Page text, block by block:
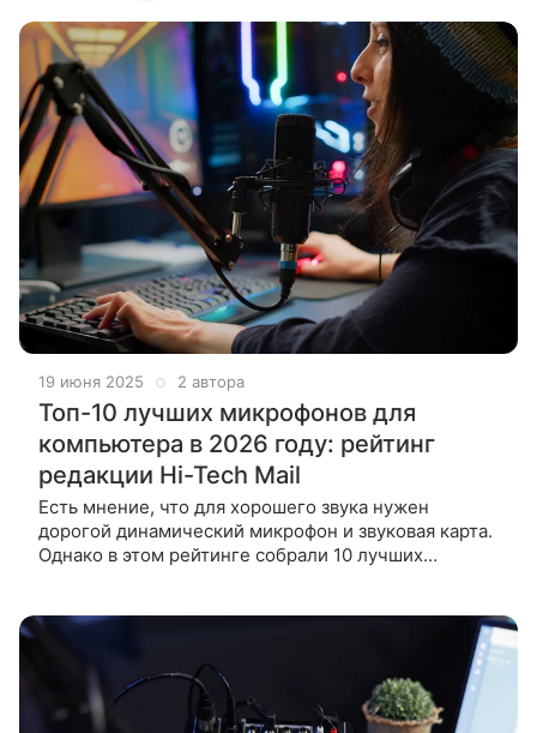
19 июня 2025 2 автора
Топ-10 лучших микрофонов для
компьютера в 2026 году: рейтинг
редакции Hi-Tech Mail
Есть мнение, что для хорошего звука нужен
дорогой динамический микрофон и звуковая карта.
Однако в этом рейтинге собрали 10 лучших